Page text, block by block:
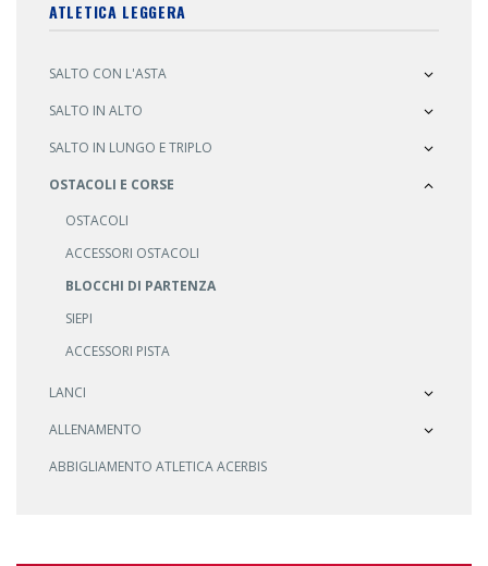
ATLETICA LEGGERA
SALTO CON L'ASTA
SALTO IN ALTO
SALTO IN LUNGO E TRIPLO
OSTACOLI E CORSE
OSTACOLI
ACCESSORI OSTACOLI
BLOCCHI DI PARTENZA
SIEPI
ACCESSORI PISTA
LANCI
ALLENAMENTO
ABBIGLIAMENTO ATLETICA ACERBIS